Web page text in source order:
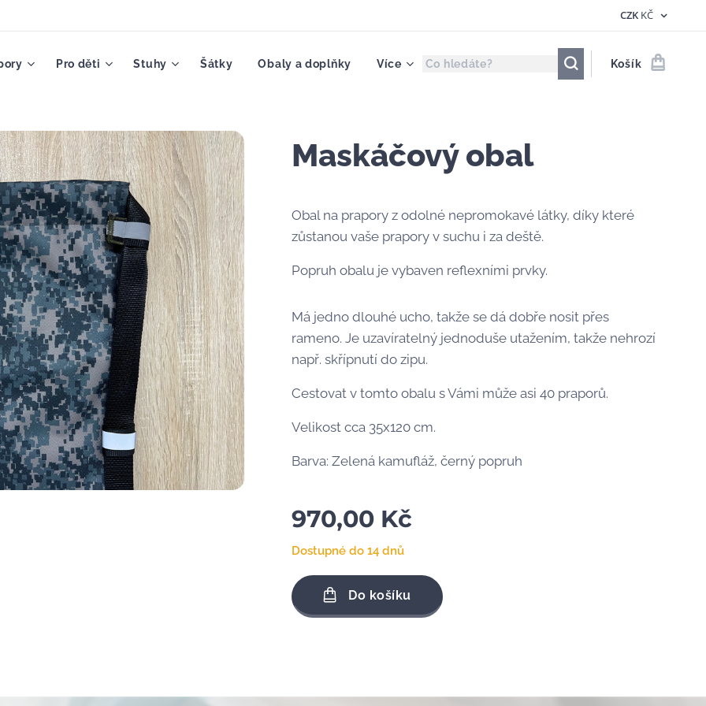
CZK KČ
Pro děti Stuhy Šátky Obaly a doplňky Více Košík
Maskáčový obal
Obal na prapory z odolné nepromokavé látky, díky které
zůstanou vaše prapory v suchu i za deště.
Popruh obalu je vybaven reflexními prvky.
Má jedno dlouhé ucho, takže se dá dobře nosit přes
rameno. Je uzavíratelný jednoduše utažením, takže nehrozí
např. skřípnutí do zipu.
Cestovat v tomto obalu s Vámi může asi 40 praporů.
Velikost cca 35x120 cm.
Barva: Zelená kamufláž, černý popruh
970,00 Kč
Dostupné do 14 dnů
Do košíku